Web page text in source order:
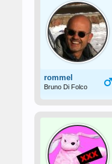
rommel
Bruno Di Folco